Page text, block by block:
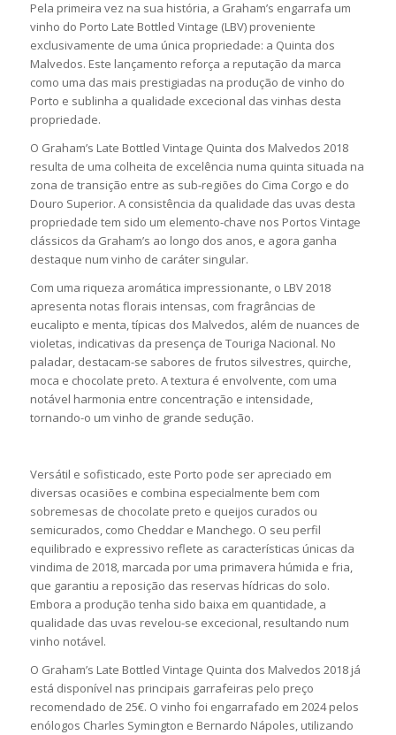
Pela primeira vez na sua história, a Graham’s engarrafa um
vinho do Porto Late Bottled Vintage (LBV) proveniente
exclusivamente de uma única propriedade: a Quinta dos
Malvedos. Este lançamento reforça a reputação da marca
como uma das mais prestigiadas na produção de vinho do
Porto e sublinha a qualidade excecional das vinhas desta
propriedade.
O Graham’s Late Bottled Vintage Quinta dos Malvedos 2018
resulta de uma colheita de excelência numa quinta situada na
zona de transição entre as sub-regiões do Cima Corgo e do
Douro Superior. A consistência da qualidade das uvas desta
propriedade tem sido um elemento-chave nos Portos Vintage
clássicos da Graham’s ao longo dos anos, e agora ganha
destaque num vinho de caráter singular.
Com uma riqueza aromática impressionante, o LBV 2018
apresenta notas florais intensas, com fragrâncias de
eucalipto e menta, típicas dos Malvedos, além de nuances de
violetas, indicativas da presença de Touriga Nacional. No
paladar, destacam-se sabores de frutos silvestres, quirche,
moca e chocolate preto. A textura é envolvente, com uma
notável harmonia entre concentração e intensidade,
tornando-o um vinho de grande sedução.
Versátil e sofisticado, este Porto pode ser apreciado em
diversas ocasiões e combina especialmente bem com
sobremesas de chocolate preto e queijos curados ou
semicurados, como Cheddar e Manchego. O seu perfil
equilibrado e expressivo reflete as características únicas da
vindima de 2018, marcada por uma primavera húmida e fria,
que garantiu a reposição das reservas hídricas do solo.
Embora a produção tenha sido baixa em quantidade, a
qualidade das uvas revelou-se excecional, resultando num
vinho notável.
O Graham’s Late Bottled Vintage Quinta dos Malvedos 2018 já
está disponível nas principais garrafeiras pelo preço
recomendado de 25€. O vinho foi engarrafado em 2024 pelos
enólogos Charles Symington e Bernardo Nápoles, utilizando